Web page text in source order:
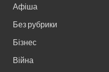
Афіша
Без рубрики
Бізнес
Війна